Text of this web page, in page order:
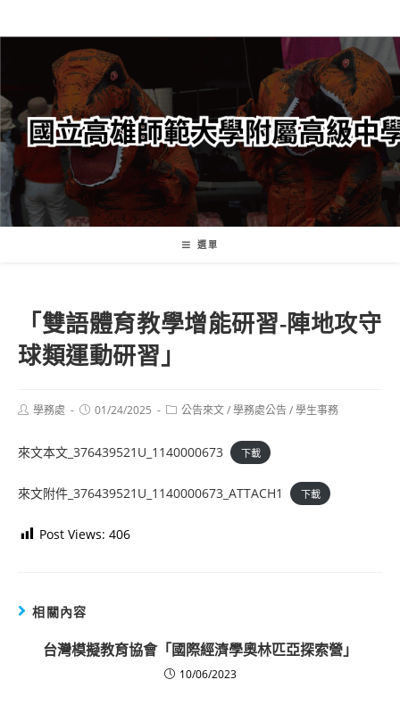
轉
要
內
容
選單
「雙語體育教學增能研習-陣地攻守
球類運動研習」
Post學務處
Post01/24/2025
Post公告來文/學務處公告/學生事務
來文本文_376439521U_1140000673 下載
來文附件_376439521U_1140000673_ATTACH1 下載
Post Views: 406
相關內容
台灣模擬教育協會「國際經濟學奧林匹亞探索營」
10/06/2023